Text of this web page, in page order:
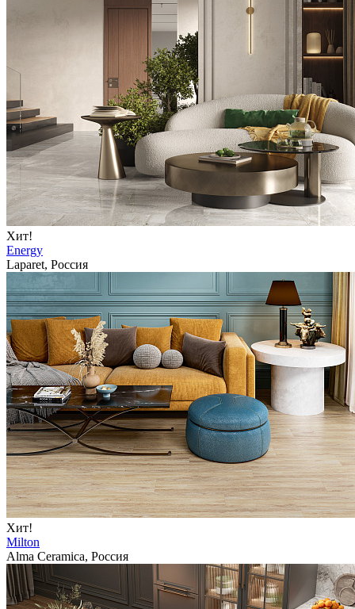
Хит!
Energy
Laparet, Россия
Хит!
Milton
Alma Ceramica, Россия